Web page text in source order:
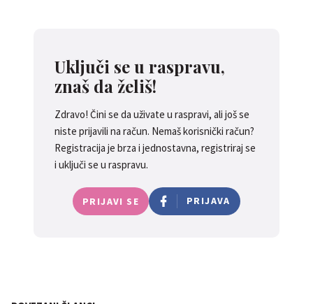
Uključi se u raspravu,
znaš da želiš!
Zdravo! Čini se da uživate u raspravi, ali još se
niste prijavili na račun. Nemaš korisnički račun?
Registracija je brza i jednostavna, registriraj se
i uključi se u raspravu.
PRIJAVI SE PRIJAVA